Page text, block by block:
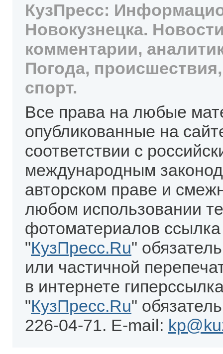
КузПресс:
Новокузнецка.
комментарии,
Погода,
спорт.
Все права на любые
опубликованные на
соответствии с
международным
авторском праве и
любом использовании
фотоматериалов
"КузПресс.Ru"
или частичной
в интернете
"КузПресс.Ru"
226-04-71. E-mail: